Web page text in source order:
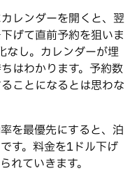
レンダーを開くと、翌
げて直前予約を狙いま
なし。カレンダーが埋
はわかります。予約数
ことになるとは思わな
を最優先にすると、泊
す。料金を1ドル下げ
れていきます。